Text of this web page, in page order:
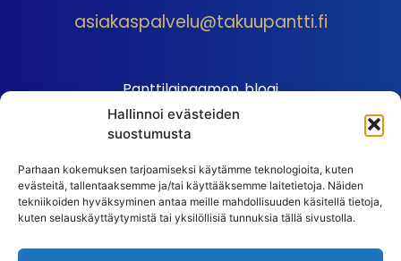
Hallinnoi evästeiden
suostumusta
Parhaan kokemuksen tarjoamiseksi käytämme teknologioita, kuten
evästeitä, tallentaaksemme ja/tai käyttääksemme laitetietoja. Näiden
tekniikoiden hyväksyminen antaa meille mahdollisuuden käsitellä tietoja,
kuten selauskäyttäytymistä tai yksilöllisiä tunnuksia tällä sivustolla.
asiakaspalvelu@takuupantti.fi
Panttilainaamon blogi
Palveluhinnasto
Sopimusehdot
Autopantin sopimusehdot
Henkilötiedot